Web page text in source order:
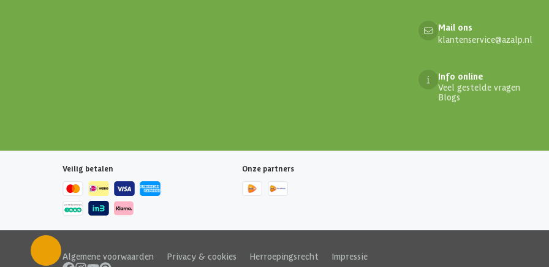
Mail ons
klantenservice@azalp.nl
Info online
Veel gestelde vragen
Blogs
Veilig betalen Onze partners
Algemene voorwaarden Privacy & cookies Herroepingsrecht Impressie